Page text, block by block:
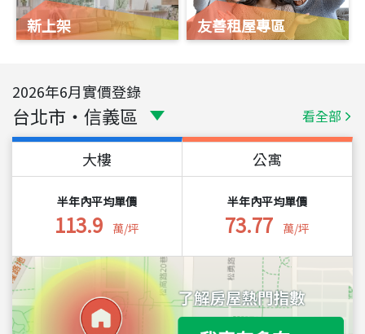
新上架 友善租屋專區
2026年6月實價登錄
台北市 ・ 信義區 看全部
大樓
半年內平均單價
113.9 萬/坪
公寓
半年內平均單價
73.77 萬/坪